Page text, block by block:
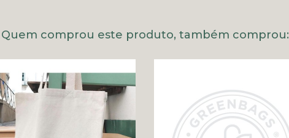
Quem comprou este produto, também comprou: